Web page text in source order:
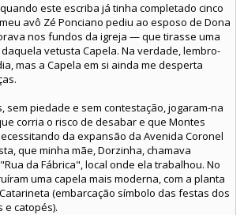
este escriba já tinha completado cinco
avô Zé Ponciano pediu ao esposo de Dona
nos fundos da igreja — que tirasse uma
vetusta Capela. Na verdade, lembro-
mas a Capela em si ainda me desperta
sem piedade e sem contestação, jogaram-na
corria o risco de desabar e que Montes
da expansão da Avenida Coronel
que minha mãe, Dorzinha, chamava
da Fábrica", local onde ela trabalhou. No
uma capela mais moderna, com a planta
(embarcação símbolo das festas dos
e catopés).